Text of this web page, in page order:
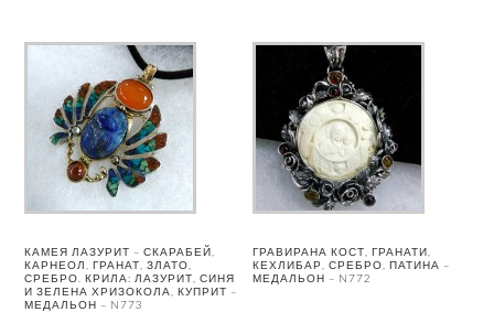
КАМЕЯ ЛАЗУРИТ – СКАРАБЕЙ,
КАРНЕОЛ, ГРАНАТ, ЗЛАТО,
СРЕБРО. КРИЛА: ЛАЗУРИТ, СИНЯ
И ЗЕЛЕНА ХРИЗОКОЛА, КУПРИТ –
МЕДАЛЬОН – N773
ГРАВИРАНА КОСТ, ГРАНАТИ,
КЕХЛИБАР, СРЕБРО, ПАТИНА –
МЕДАЛЬОН – N772